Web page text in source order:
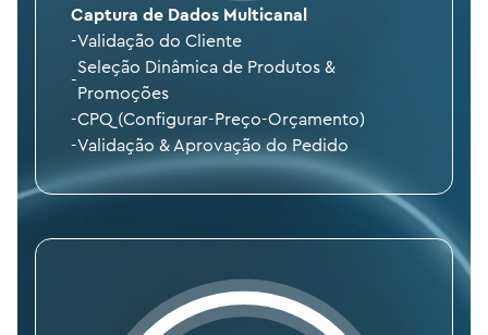
Captura de Dados Multicanal
-Validação do Cliente
-
Seleção Dinâmica de Produtos &
Promoções
-CPQ (Configurar-Preço-Orçamento)
-Validação & Aprovação do Pedido